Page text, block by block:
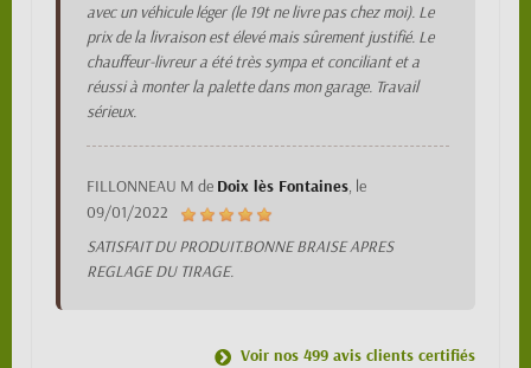
avec un véhicule léger (le 19t ne livre pas chez moi). Le
prix de la livraison est élevé mais sûrement justifié. Le
chauffeur-livreur a été très sympa et conciliant et a
réussi à monter la palette dans mon garage. Travail
sérieux.
FILLONNEAU M de Doix lès Fontaines, le
09/01/2022
SATISFAIT DU PRODUIT.BONNE BRAISE APRES
REGLAGE DU TIRAGE.
Voir nos 499 avis clients certifiés